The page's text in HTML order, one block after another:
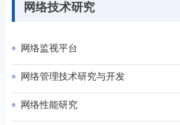
网络技术研究
网络监视平台
网络管理技术研究与开发
网络性能研究